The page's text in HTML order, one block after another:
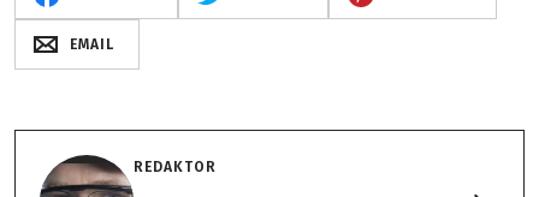
EMAIL
REDAKTOR